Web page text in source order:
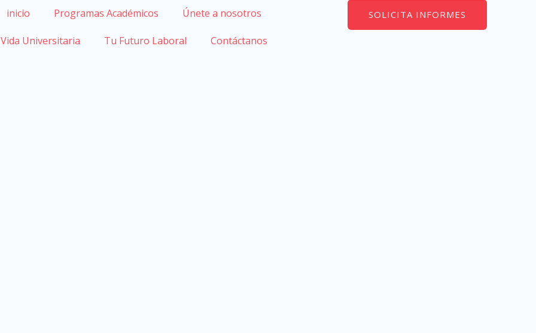
inicio Programas Académicos Únete a nosotros
Vida Universitaria Tu Futuro Laboral Contáctanos
SOLICITA INFORMES